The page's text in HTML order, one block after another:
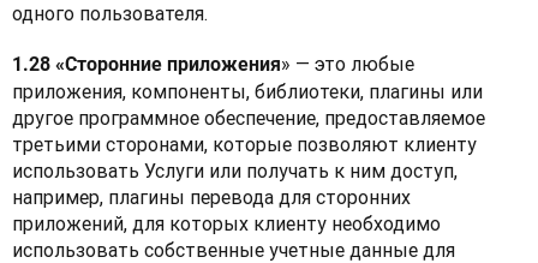
одного пользователя.
1.28 «Сторонние приложения» — это любые
приложения, компоненты, библиотеки, плагины или
другое программное обеспечение, предоставляемое
третьими сторонами, которые позволяют клиенту
использовать Услуги или получать к ним доступ,
например, плагины перевода для сторонних
приложений, для которых клиенту необходимо
использовать собственные учетные данные для